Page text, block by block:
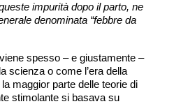
impurità dopo il parto, ne
denominata “febbre da
spesso – e giustamente –
scienza o come l’era della
maggior parte delle teorie di
stimolante si basava su